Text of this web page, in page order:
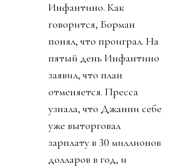
Инфантино. Как
говорится, Борман
понял, что проиграл. На
пятый день Инфантино
заявил, что план
отменяется. Пресса
узнала, что Джанни себе
уже выторговал
зарплату в 30 миллионов
долларов в год, и